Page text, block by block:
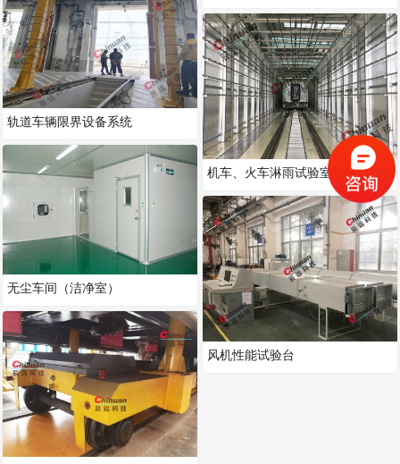
轨道车辆限界设备系统
无尘车间（洁净室）
机车、火车淋雨试验室
风机性能试验台